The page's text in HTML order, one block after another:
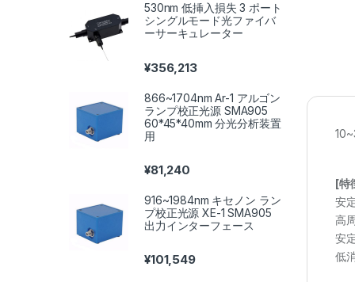
[特
安
高
安
低
530nm 低挿入損失 3 ポート
シングルモード光ファイバ
ーサーキュレーター
¥356,213
866~1704nm Ar-1 アルゴン
ランプ校正光源 SMA905
60*45*40mm 分光分析装置
用
¥81,240
916~1984nm キセノン ラン
プ校正光源 XE-1 SMA905
出力インターフェース
¥101,549